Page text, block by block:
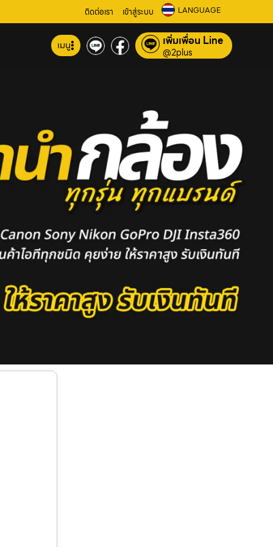
ติดต่อเรา เข้าสู่ระบบ LANGUAGE
เมนู เพิ่มเพื่อน Line
@2plus